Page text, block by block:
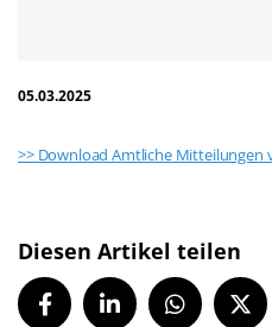
05.03.2025
>> Download Amtliche Mitteilungen
Diesen Artikel teilen